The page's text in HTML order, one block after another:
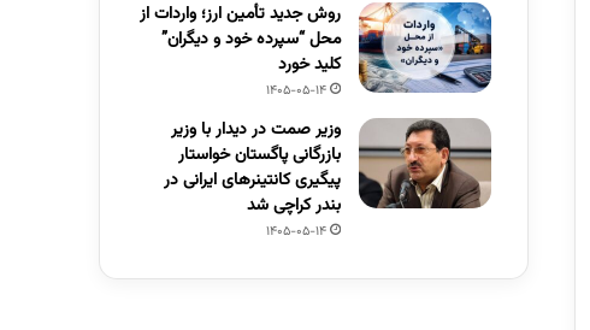
روش جدید تأمین ارز؛ واردات از
محل “سپرده خود و دیگران”
کلید خورد
1405-05-14
وزیر صمت در دیدار با وزیر
بازرگانی پاگستان خواستار
پیگیری کانتینرهای ایرانی در
بندر کراچی شد
1405-05-14